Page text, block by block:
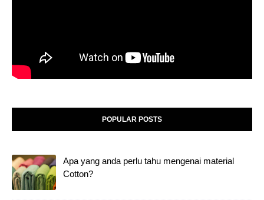
POPULAR POSTS
Apa yang anda perlu tahu mengenai material
Cotton?